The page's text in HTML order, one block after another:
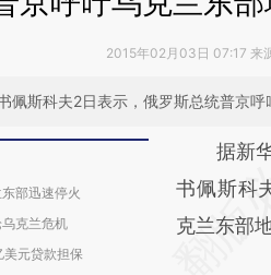
2015年02月03日 07:17 来
佩斯科夫2日表示，俄罗斯总统普京
部迅速停火
克兰危机
元贷款担保
请务必
AI
[https://
据新华
书佩斯科
克兰东部